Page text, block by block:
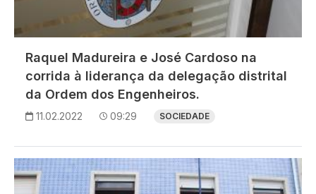
Raquel Madureira e José Cardoso na
corrida à liderança da delegação distrital
da Ordem dos Engenheiros.
11.02.2022 09:29 SOCIEDADE
Imagem